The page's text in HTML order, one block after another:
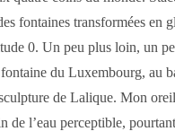
fontaines transformées en
0. Un peu plus loin, un
du Luxembourg, au
de Lalique. Mon
de l’eau perceptible,